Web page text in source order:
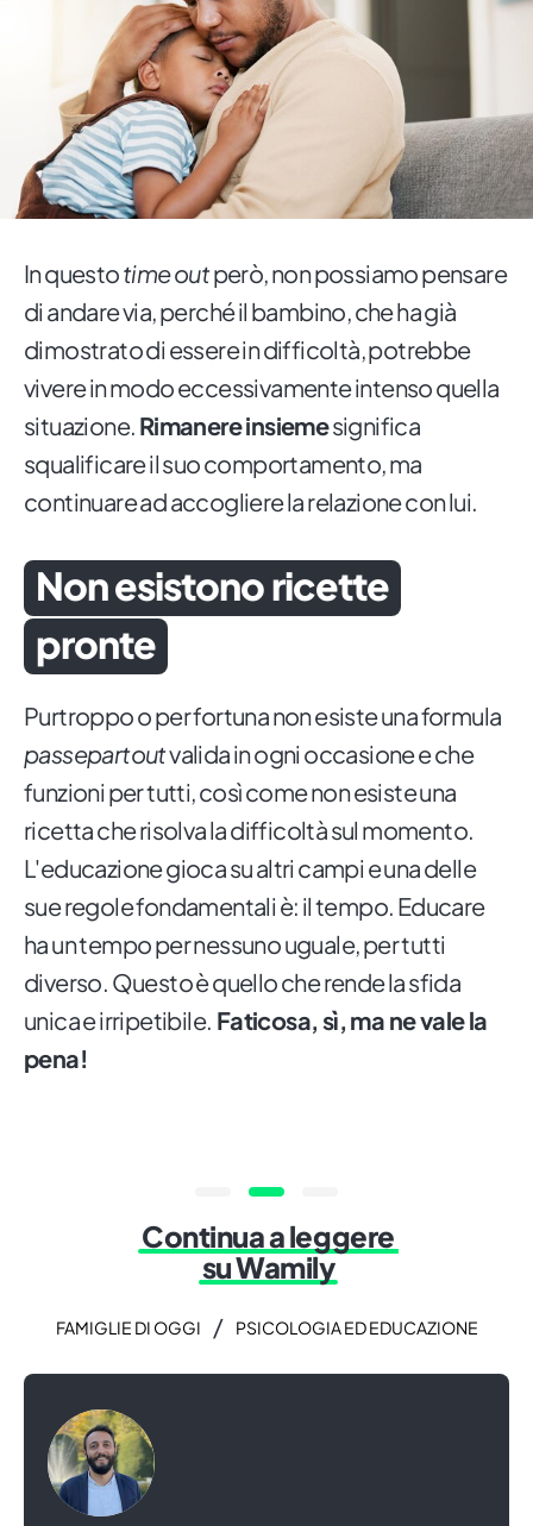
In questotime outperò, non possiamo pensare
di andare via, perché il bambino, che ha già
dimostrato di essere in difficoltà, potrebbe
vivere in modo eccessivamente intenso quella
situazione. Rimanere insiemesignifica
squalificare il suo comportamento, ma
continuare ad accogliere la relazione con lui.
Non esistono ricette
pronte
Purtroppo o per fortuna non esiste una formula
passepartoutvalida in ogni occasione e che
funzioni per tutti, così come non esiste una
ricetta che risolva la difficoltà sul momento.
L'educazione gioca su altri campi e una delle
sue regole fondamentali è: il tempo. Educare
ha un tempo per nessuno uguale, per tutti
diverso. Questo è quello che rende la sfida
unica e irripetibile. Faticosa, sì, ma ne vale la
pena!
Continua a leggere
su Wamily
FAMIGLIE DI OGGI / PSICOLOGIA ED EDUCAZIONE